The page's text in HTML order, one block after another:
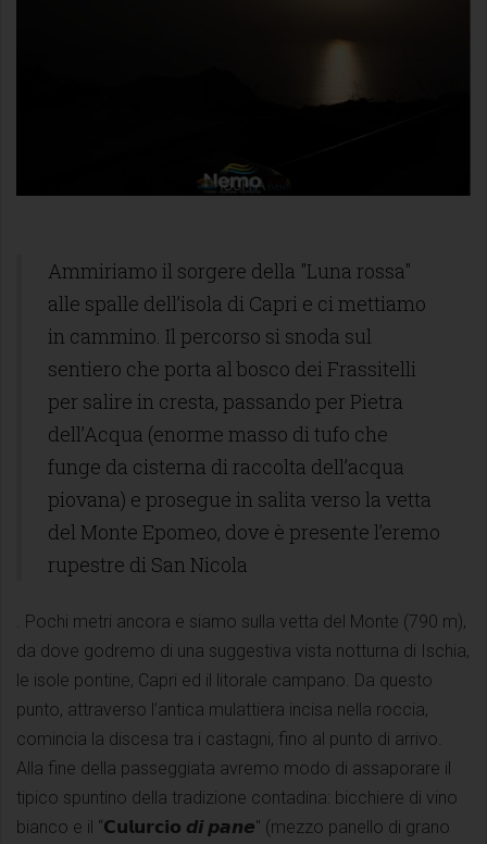
Ammiriamo il sorgere della "Luna rossa"
alle spalle dell’isola di Capri e ci mettiamo
in cammino. Il percorso si snoda sul
sentiero che porta al bosco dei Frassitelli
per salire in cresta, passando per Pietra
dell’Acqua (enorme masso di tufo che
funge da cisterna di raccolta dell’acqua
piovana) e prosegue in salita verso la vetta
del Monte Epomeo, dove è presente l’eremo
rupestre di San Nicola
. Pochi metri ancora e siamo sulla vetta del Monte (790 m),
da dove godremo di una suggestiva vista notturna di Ischia,
le isole pontine, Capri ed il litorale campano. Da questo
punto, attraverso l’antica mulattiera incisa nella roccia,
comincia la discesa tra i castagni, fino al punto di arrivo.
Alla fine della passeggiata avremo modo di assaporare il
tipico spuntino della tradizione contadina: bicchiere di vino
bianco e il “𝗖𝘂𝗹𝘂𝗿𝗰𝗶𝗼 𝙙𝙞 𝙥𝙖𝙣𝙚" (mezzo panello di grano